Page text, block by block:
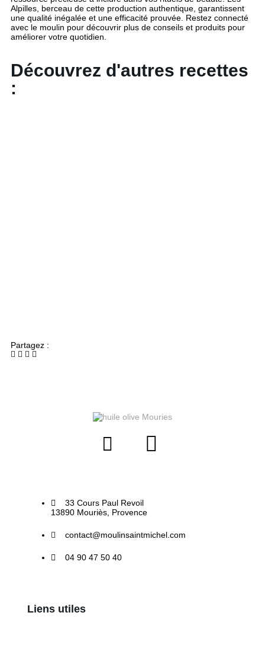
Alpilles, berceau de cette production authentique, garantissent
une qualité inégalée et une efficacité prouvée. Restez connecté
avec le moulin pour découvrir plus de conseils et produits pour
améliorer votre quotidien.
Découvrez d'autres recettes
:
Partagez :
33 Cours Paul Revoil
13890 Mouriès, Provence
contact@moulinsaintmichel.com
04 90 47 50 40
Liens utiles